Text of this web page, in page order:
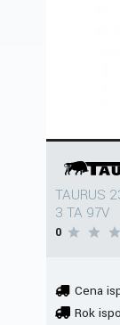
TAURUS
3 TA 97V
0
Cena
Rok